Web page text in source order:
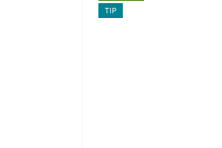
TIP